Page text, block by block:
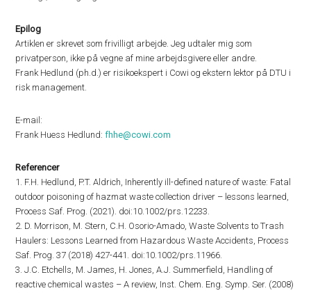
Epilog
Artiklen er skrevet som frivilligt arbejde. Jeg udtaler mig som
privatperson, ikke på vegne af mine arbejdsgivere eller andre.
Frank Hedlund (ph.d.) er risikoekspert i Cowi og ekstern lektor på DTU i
risk management.
E-mail:
Frank Huess Hedlund:fhhe@cowi.com
Referencer
1. F.H. Hedlund, P.T. Aldrich, Inherently ill-defined nature of waste: Fatal
outdoor poisoning of hazmat waste collection driver – lessons learned,
Process Saf. Prog. (2021). doi:10.1002/prs.12233.
2. D. Morrison, M. Stern, C.H. Osorio-Amado, Waste Solvents to Trash
Haulers: Lessons Learned from Hazardous Waste Accidents, Process
Saf. Prog. 37 (2018) 427-441. doi:10.1002/prs.11966.
3. J.C. Etchells, M. James, H. Jones, A.J. Summerfield, Handling of
reactive chemical wastes – A review, Inst. Chem. Eng. Symp. Ser. (2008)